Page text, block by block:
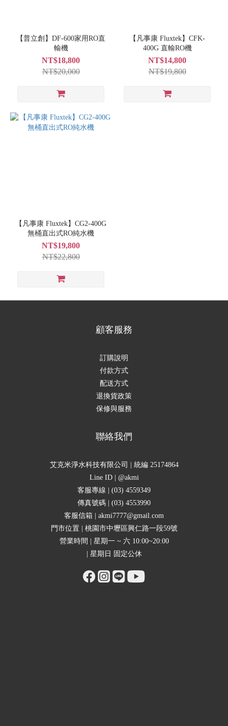
【普立創】DF-600家用RO直
輸機
NT$18,800
NT$20,000
【凡事康 Fluxtek】CFK-
400G 直輸RO機
NT$14,800
NT$19,800
【凡事康 Fluxtek】CG2-400G
無桶直出式RO純水機
NT$19,800
NT$22,800
顧客服務
訂購說明
付款方式
配送方式
退換貨政策
保修與服務
聯絡我們
艾克米淨水科技有限公司 | 統編 25174864
Line ID | @akmi
客服專線 | (03) 4559349
傳真號碼 | (03) 4553990
客服信箱 | akmi7777@gmail.com
門市位置 | 桃園市中壢區興仁路一段59號
營業時間 | 星期一 ~ 六 10:00~20:00
| 星期日 固定公休